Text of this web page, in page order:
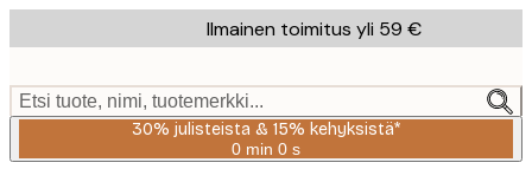
to
content.
Ilmainen toimitus yli 59 €
Etsi tuote, nimi, tuotemerkki...
30% julisteista & 15% kehyksistä*
0 min 0 s
Voimassa